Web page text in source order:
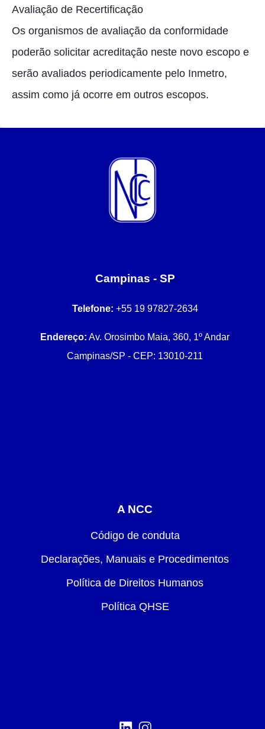
Avaliação de Recertificação
Os organismos de avaliação da conformidade
poderão solicitar acreditação neste novo escopo e
serão avaliados periodicamente pelo Inmetro,
assim como já ocorre em outros escopos.
Campinas - SP
Telefone: +55 19 97827-2634
Endereço: Av. Orosimbo Maia, 360, 1º Andar
Campinas/SP - CEP: 13010-211
A NCC
Código de conduta
Declarações, Manuais e Procedimentos
Política de Direitos Humanos
Política QHSE